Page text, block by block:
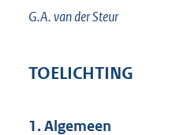
G.A. van derSteur
TOELICHTING
1. Algemeen